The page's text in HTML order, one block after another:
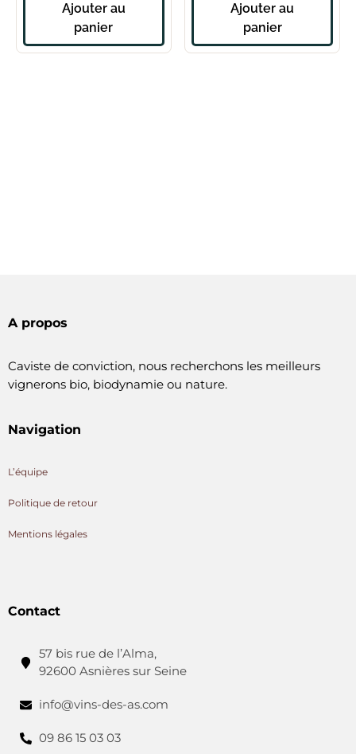
Ajouter au
panier
Ajouter au
panier
A propos
Caviste de conviction, nous recherchons les meilleurs
vignerons bio, biodynamie ou nature.
Navigation
L’équipe
Politique de retour
Mentions légales
Contact
57 bis rue de l’Alma,
92600 Asnières sur Seine
info@vins-des-as.com
09 86 15 03 03